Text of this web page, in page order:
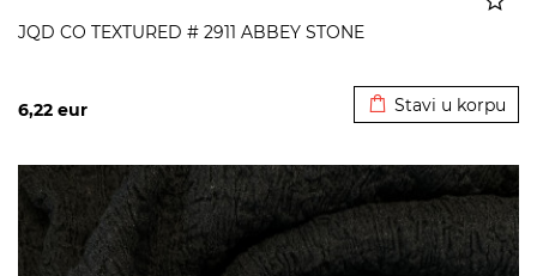
JQD CO TEXTURED # 2911 ABBEY STONE
6,22 eur Stavi u korpu